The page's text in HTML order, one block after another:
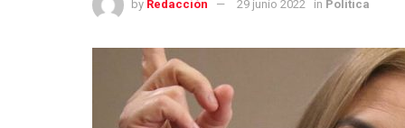
by Redacción 29 junio 2022 in Política